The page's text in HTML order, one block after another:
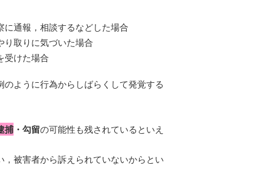
通報，相談するなどした場合
り取りに気づいた場合
受けた場合
ように行為からしばらくして発覚する
捕・勾留の可能性も残されているといえ
被害者から訴えられていないからとい